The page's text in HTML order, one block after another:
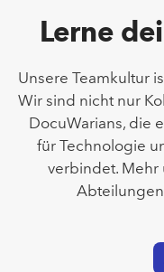
Lerne
Unsere Teamkultur
Wir sind nicht nur
DocuWarians, die
für Technologie
verbindet. Mehr